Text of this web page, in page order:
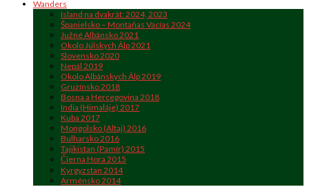
Wanders
Island na dvakrát: 2024, 2023
Španielsko – Montañas Vacías 2024
Južné Albánsko 2021
Okolo Júlskych Álp 2021
Slovensko 2020
Nepál 2019
Okolo Albánskych Álp 2019
Gruzínsko 2018
Bosna a Hercegovina 2018
India (Himaláje) 2017
Kuba 2017
Mongolsko (Altaj) 2016
Bulharsko 2016
Tajikistan (Pamír) 2015
Čierna Hora 2015
Kyrgyzstan 2014
Arménsko 2014